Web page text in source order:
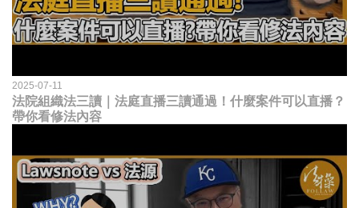
2025-07-11
法院組織法三讀｜法庭直播三讀通過！什麼案件可以直播？
帶你看修法內容